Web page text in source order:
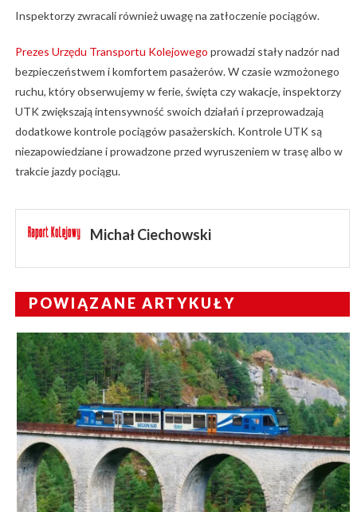
Inspektorzy zwracali również uwagę na zatłoczenie pociągów.
Prezes Urzędu Transportu Kolejowego prowadzi stały nadzór nad
bezpieczeństwem i komfortem pasażerów. W czasie wzmożonego
ruchu, który obserwujemy w ferie, święta czy wakacje, inspektorzy
UTK zwiększają intensywność swoich działań i przeprowadzają
dodatkowe kontrole pociągów pasażerskich. Kontrole UTK są
niezapowiedziane i prowadzone przed wyruszeniem w trasę albo w
trakcie jazdy pociągu.
Michał Ciechowski
POWIĄZANE ARTYKUŁY